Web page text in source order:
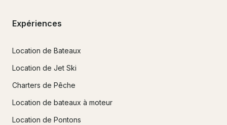
Expériences
Location de Bateaux
Location de Jet Ski
Charters de Pêche
Location de bateaux à moteur
Location de Pontons